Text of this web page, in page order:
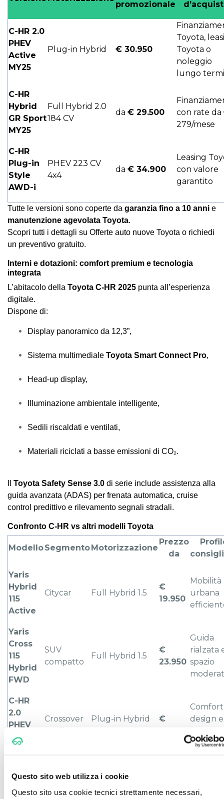
Questo sito web utilizza i cookie
Questo sito usa cookie tecnici strettamente necessari,
promozionale
C-HR 2.0
PHEV
Active
MY25
Plug-in Hybrid € 30.950
Toyota,
Toyota o
noleggio
lungo
C-HR
Hybrid
GR Sport
MY25
Full Hybrid 2.0
184 CV
da € 29.500
con rate da
279/mese
C-HR
Plug-in
Style
AWD-i
PHEV 223 CV
4x4
da € 34.900
Leasing
con valore
garantito
Tutte le versioni sono coperte da garanzia fino a 10 anni e
manutenzione agevolata Toyota.
Scopri tutti i dettagli su Offerte auto nuove Toyota o richiedi
un preventivo gratuito.
Interni e dotazioni: comfort premium e tecnologia
integrata
L’abitacolo della Toyota C-HR 2025 punta all’esperienza
digitale.
Dispone di:
Display panoramico da 12,3”,
Sistema multimediale Toyota Smart Connect Pro,
Head-up display,
Illuminazione ambientale intelligente,
Sedili riscaldati e ventilati,
Materiali riciclati a basse emissioni di CO₂.
Toyota Safety Sense 3.0 di serie include assistenza alla
guida avanzata (ADAS) per frenata automatica, cruise
control predittivo e rilevamento segnali stradali.
Confronto C-HR vs altri modelli Toyota
ModelloSegmentoMotorizzazione
Prezzo
da
Yaris
Hybrid
115
Active
Citycar Full Hybrid 1.5
€
19.950
Mobilità
urbana
Yaris
Cross
115
Hybrid
FWD
SUV
compatto
Full Hybrid 1.5
€
23.950
Guida
rialzata
spazio
C-HR
2.0
PHEV
Active
Crossover
medio
Plug-in Hybrid
€
design e
EV
1.0
Trend
City
crossover
Benzina
city use